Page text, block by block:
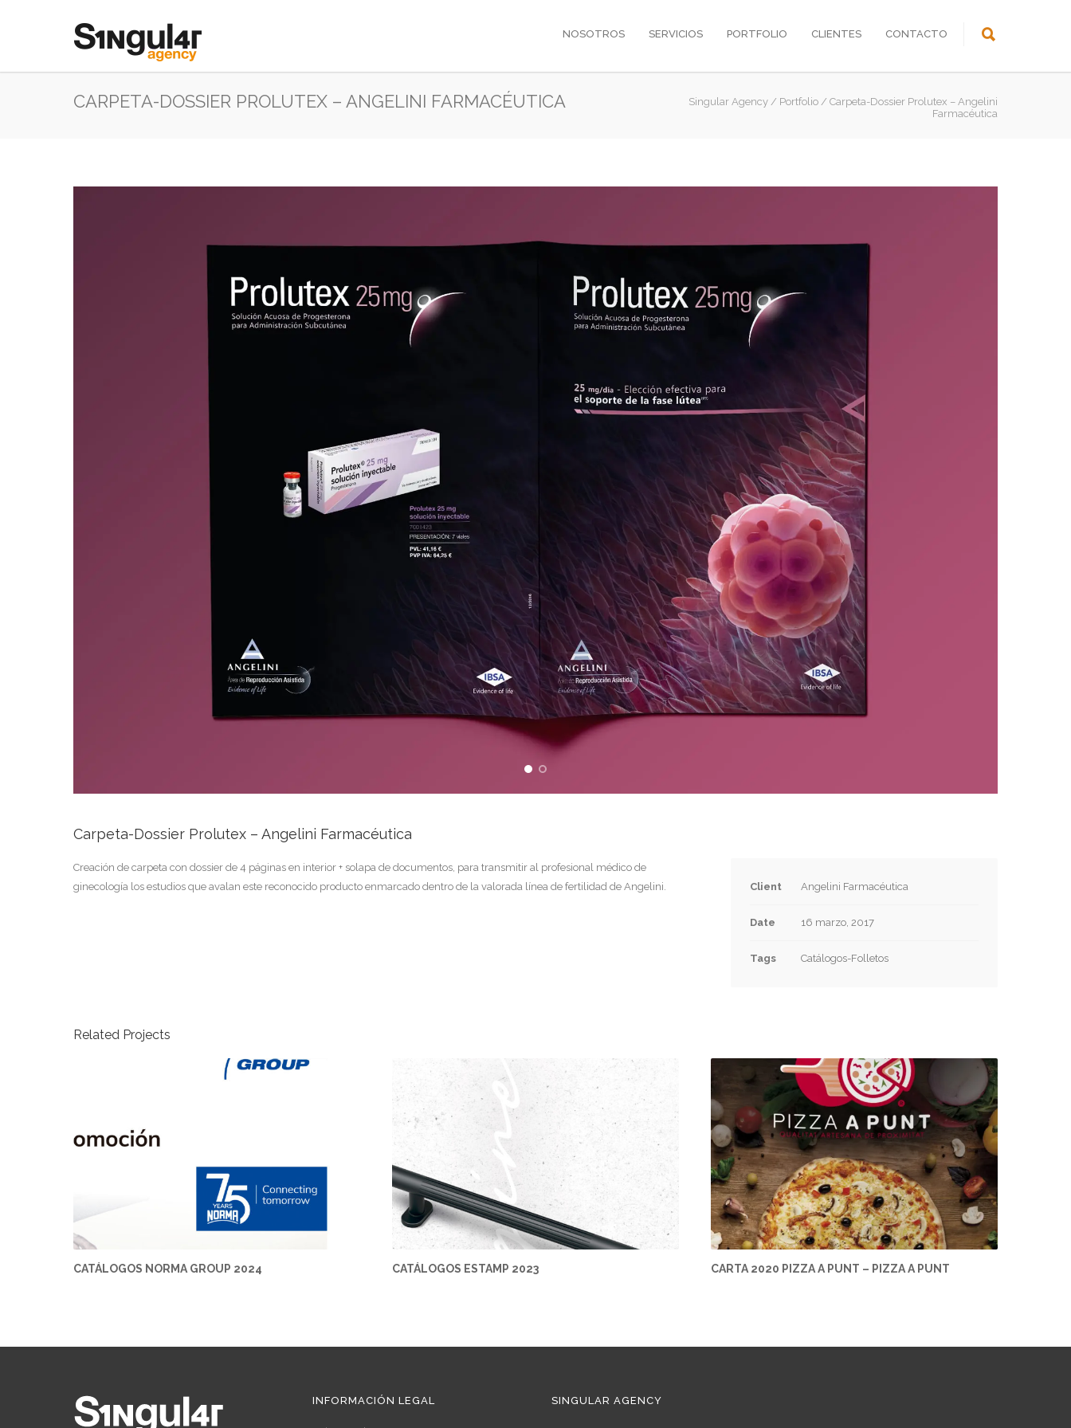
NOSOTROS SERVICIOS PORTFOLIO CLIENTES CONTACTO
CARPETA-DOSSIER PROLUTEX – ANGELINI FARMACÉUTICA Singular Agency / Portfolio / Carpeta-Dossier Prolutex – Angelini
Farmacéutica
Carpeta-Dossier Prolutex – Angelini Farmacéutica
Creación de carpeta con dossier de 4 páginas en interior + solapa de documentos, para transmitir al profesional médico de
ginecología los estudios que avalan este reconocido producto enmarcado dentro de la valorada línea de fertilidad de Angelini.
Client Angelini Farmacéutica
Date 16 marzo, 2017
Tags Catálogos-Folletos
Related Projects
CATÁLOGOS NORMA GROUP 2024 CATÁLOGOS ESTAMP 2023 CARTA 2020 PIZZA A PUNT – PIZZA A PUNT
INFORMACIÓN LEGAL SINGULAR AGENCY